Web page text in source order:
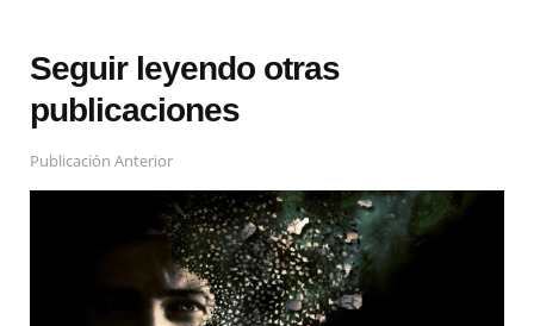
Seguir leyendo otras
publicaciones
Publicación Anterior